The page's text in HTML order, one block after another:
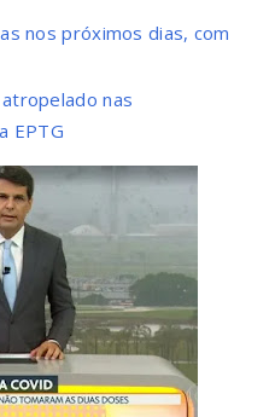
nos próximos dias, com
nas
EPTG